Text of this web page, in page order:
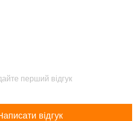
перший відгук
відгук